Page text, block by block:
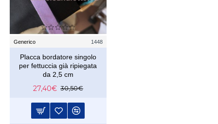
Generico 1448
Placca bordatore singolo
per fettuccia già ripiegata
da 2,5 cm
27,40€ 30,50€